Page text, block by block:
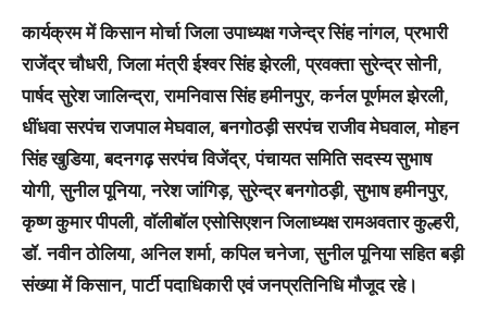
कार्यक्रम में किसान मोर्चा जिला उपाध्यक्ष गजेन्द्र सिंह नांगल, प्रभारी
राजेंद्र चौधरी, जिला मंत्री ईश्वर सिंह झेरली, प्रवक्ता सुरेन्द्र सोनी,
पार्षद सुरेश जालिन्द्रा, रामनिवास सिंह हमीनपुर, कर्नल पूर्णमल झेरली,
धींधवा सरपंच राजपाल मेघवाल, बनगोठड़ी सरपंच राजीव मेघवाल, मोहन
सिंह खुडिया, बदनगढ़ सरपंच विजेंद्र, पंचायत समिति सदस्य सुभाष
योगी, सुनील पूनिया, नरेश जांगिड़, सुरेन्द्र बनगोठड़ी, सुभाष हमीनपुर,
कृष्ण कुमार पीपली, वॉलीबॉल एसोसिएशन जिलाध्यक्ष रामअवतार कुल्हरी,
डॉ. नवीन ठोलिया, अनिल शर्मा, कपिल चनेजा, सुनील पूनिया सहित बड़ी
संख्या में किसान, पार्टी पदाधिकारी एवं जनप्रतिनिधि मौजूद रहे।